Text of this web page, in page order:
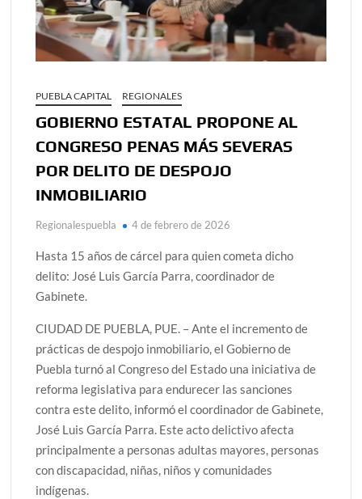
PUEBLA CAPITAL REGIONALES
GOBIERNO ESTATAL PROPONE AL
CONGRESO PENAS MÁS SEVERAS
POR DELITO DE DESPOJO
INMOBILIARIO
Regionalespuebla 4 de febrero de 2026
Hasta 15 años de cárcel para quien cometa dicho
delito: José Luis García Parra, coordinador de
Gabinete.
CIUDAD DE PUEBLA, PUE. – Ante el incremento de
prácticas de despojo inmobiliario, el Gobierno de
Puebla turnó al Congreso del Estado una iniciativa de
reforma legislativa para endurecer las sanciones
contra este delito, informó el coordinador de Gabinete,
José Luis García Parra. Este acto delictivo afecta
principalmente a personas adultas mayores, personas
con discapacidad, niñas, niños y comunidades
indígenas.